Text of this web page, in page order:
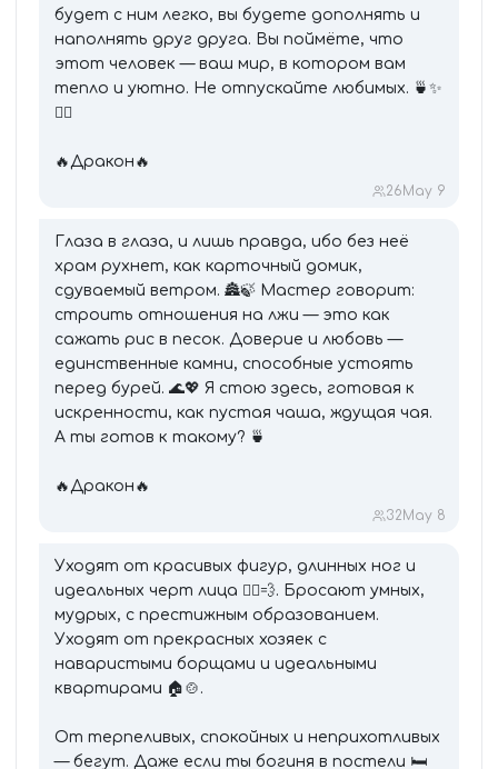
будет с ним легко, вы будете дополнять и
наполнять друг друга. Вы поймёте, что
этот человек — ваш мир, в котором вам
тепло и уютно. Не отпускайте любимых. 🍵✨
🧘‍♂️
🔥Дракон🔥
26 May 9
Глаза в глаза, и лишь правда, ибо без неё
храм рухнет, как карточный домик,
сдуваемый ветром. 🏯🍃 Мастер говорит:
строить отношения на лжи — это как
сажать рис в песок. Доверие и любовь —
единственные камни, способные устоять
перед бурей. 🌊💖 Я стою здесь, готовая к
искренности, как пустая чаша, ждущая чая.
А ты готов к такому? 🍵
🔥Дракон🔥
32 May 8
Уходят от красивых фигур, длинных ног и
идеальных черт лица 🏃‍♂️💨. Бросают умных,
мудрых, с престижным образованием.
Уходят от прекрасных хозяек с
наваристыми борщами и идеальными
квартирами 🏠🍲.
От терпеливых, спокойных и неприхотливых
— бегут. Даже если ты богиня в постели 🛏️